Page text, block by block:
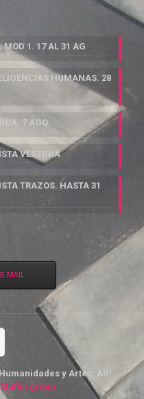
MOD 1. 17 AL 31 AG
HUMANAS. 28
7 AGO
VESTIGIA
TRAZOS. HASTA 31
MAIL
y Artes. All
Muffin group